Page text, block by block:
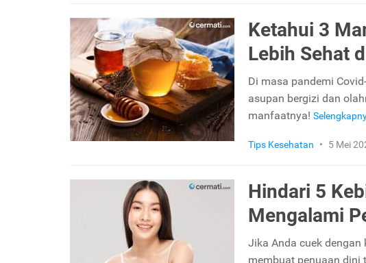
Ketahui 3
Lebih Sehat
Di masa pandemi
asupan bergizi dan
manfaatnya!
Tips Kesehatan • 5 Mei
Hindari 5
Mengalami
Jika Anda cuek
membuat penuaan dini